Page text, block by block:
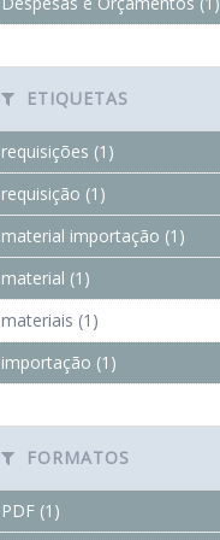
ETIQUETAS
requisições (1)
requisição (1)
material importação (1)
material (1)
materiais (1)
importação (1)
FORMATOS
PDF (1)